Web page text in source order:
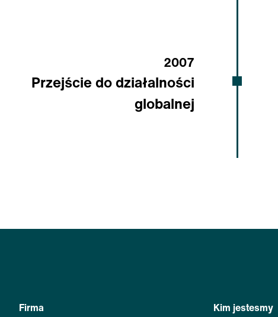
2007
Przejście do działalności
globalnej
Firma
Kim jestesmy